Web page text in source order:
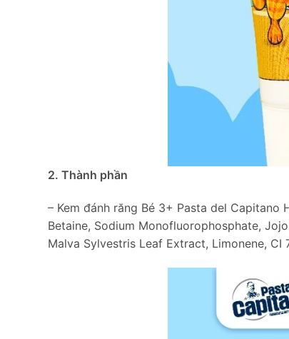
2. Thành phần
– Kem đánh răng Bé 3+ Pasta del
Betaine, Sodium Monofluorophosphate,
Malva Sylvestris Leaf Extract, Limonene, CI